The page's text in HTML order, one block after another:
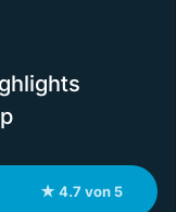
★ 4.7 von 5